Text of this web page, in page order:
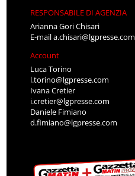
RESPONSABILE DI AGENZIA
Arianna Gori Chisari
E-maila.chisari@lgpresse.com
Account
Luca Torino
l.torino@lgpresse.com
Ivana Cretier
i.cretier@lgpresse.com
Daniele Fimiano
d.fimiano@lgpresse.com